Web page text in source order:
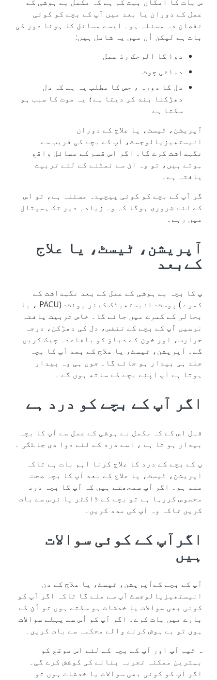
عمل کے دوران یا بعد میں آپ کے بچے کو کوئی
نقصان دہ مسئلہ ہو۔ ایسے مسائل کا ہونا دور کی
بات ہے لیکن اُن میں یہ شامل ہیں:
دوا کا الرجک ردّ عمل
دماغی چوٹ
دل کا دورہ ، جس کا مطلب یہ ہے کہ دل
دھڑکنا بند کر دیتا ہے؛ یہ موت کا سبب ہو
سکتا ہے
آپریشن، ٹیسٹ، یا علاج کے دوران
انیستھیزیالوجسٹ، آپ کے بچے کی قریب سے
نگہداشت کرے گا۔ اگر اس قسم کے مسائل واقع
ہوتے ہیں، تو وہ ان سے نمٹنے کے لئے تربیت
یافتہ ہے۔
گر آپ کے بچے کو کوئی پیچیدہ مسئلہ ہے، تو اس
کے لئے ضروری ہوگا کہ وہ زیادہ دیر تک ہسپتال
میں رہے۔
آپریشن، ٹیسٹ، یا علاج
کےبعد
پ کا بچہ بے ہوشی کے عمل کے بعد نگہداشت کے
کمرے ) پوسٹ- انیستھیٹک کیئر یونٹ- (PACU ، یا
بحالی کے کمرے میں جائے گا۔ خاص تربیت یافتہ
نرسیں آپ کے بچے کے تنفس، دل کی دھڑکن، درجہ
حرارت، اور خون کے دباؤ کو باقاعدہ چیک کریں
گے۔ آپریشن، ٹیسٹ، یا علاج کے بعد آپ کا بچہ
جلد ہی بیدار ہو جائے گا۔ جوں ہی وہ بیدار
ہوتا ہے آپ اپنے بچے کے ساتھ ہوں گے ۔
اگر آپ کے بچے کو درد ہے
قبل اس کے کہ مکمل بے ہوشی کے عمل سے آپ کا بچہ
بیدار ہو تا ہے ، اسے درد کے لئے دوا دی جاۓگی ۔
پ کے بچے کے درد کا علاج کرنا اہم بات ہے تاکہ
آپریشن، ٹیسٹ، یا علاج کے بعد آپ کا بچہ صحت
مند ہو۔ اگر آپ سمجھتے ہیں کہ آپ کا بچہ درد
محسوس کررہا ہے تو بچے کے ڈاکٹر یا نرس سے بات
کریں تاکہ وہ آپ کی مدد کریں۔
اگرآپ کے کوئی سوالات
ہیں
آپ کے بچے کےآپریشن، ٹیسٹ، یا علاج کے دن
انیستھیزیالوجسٹ آپ سے ملے گا تاکہ اگر آپ کو
کوئی بھی سوالات یا خدشات ہو سکتے ہوں تو اُن کے
بارے میں بات کرے۔ اگر آپ کو اُس سے پہلے سوالات
ہوں تو بے ہوش کرنے والے محکمہ سے بات کریں۔
ہ ٹیم آپ اور آپ کے بچہ کے لئے اس موقع کو
بہترین ممکنہ تجربہ بنانے کی کوشش کرے گی۔
اگر آپ کو کوئی بھی سوالات یا خدشات ہوں تو